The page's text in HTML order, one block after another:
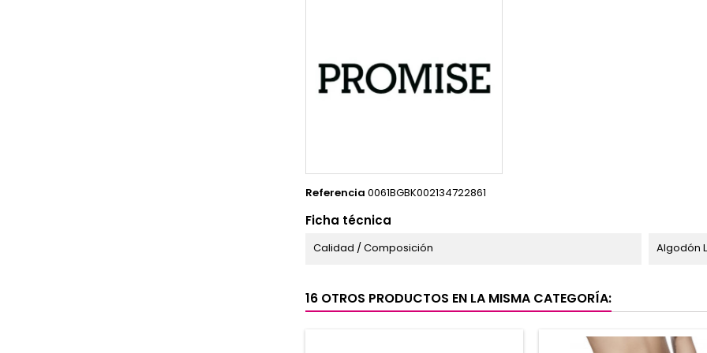
Referencia 0061BGBK002134722861
Ficha técnica
Calidad / Composición Algodón
16 OTROS PRODUCTOS EN LA MISMA CATEGORÍA: